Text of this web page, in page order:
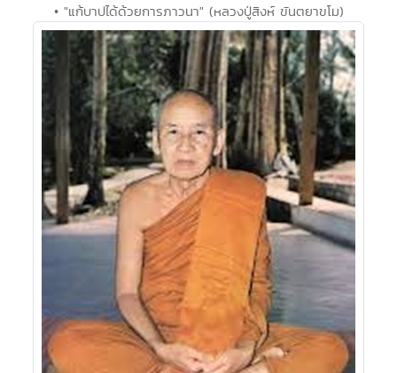
• "แก้บาปได้ด้วยการภาวนา" (หลวงปู่สิงห์ ขันตยาขโม)